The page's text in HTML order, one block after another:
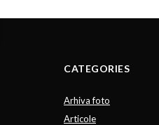
CATEGORIES
Arhiva foto
Articole